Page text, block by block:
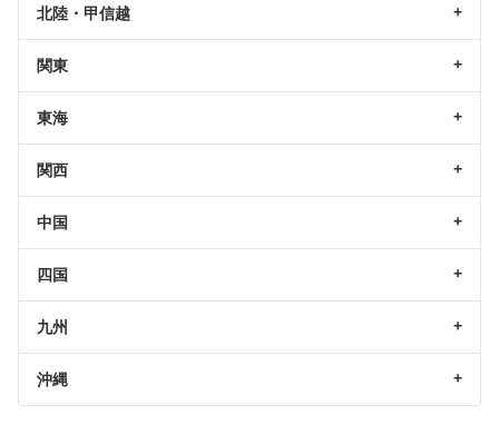
北陸・甲信越
関東
東海
関西
中国
四国
九州
沖縄